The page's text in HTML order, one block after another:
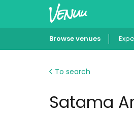
Browse venues
To search
Satama